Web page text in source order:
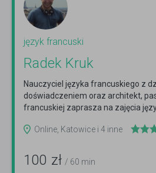
język francuski
Radek Kruk
Nauczyciel języka francuskiego z
doświadczeniem oraz architekt,
francuskiej zaprasza na zajęcia
Online, Katowice i 4 inne
100 zł / 60 min